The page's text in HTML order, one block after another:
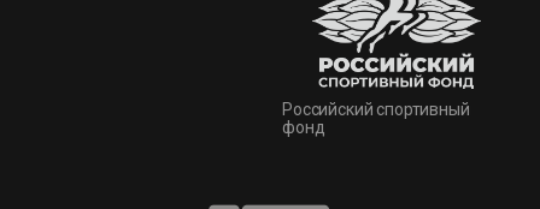
Российский спортивный
фонд